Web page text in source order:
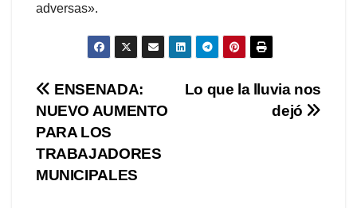
adversas».
Navegación
de
entradas
Lo que la lluvia nos
dejó
ENSENADA:
NUEVO AUMENTO
PARA LOS
TRABAJADORES
MUNICIPALES